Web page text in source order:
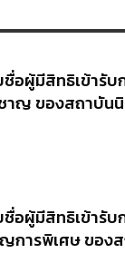
อผู้มีสิทธิเข้ารั
ชาญ ของสถาบั
อผู้มีสิทธิเข้ารั
ญการพิเศษ ขอ